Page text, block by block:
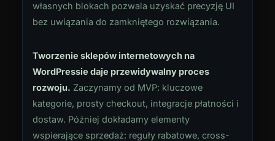
własnych blokach pozwala uzyskać precyzję UI
bez uwiązania do zamkniętego rozwiązania.
Tworzenie sklepów internetowych na
WordPressie daje przewidywalny proces
rozwoju. Zaczynamy od MVP: kluczowe
kategorie, prosty checkout, integracje płatności i
dostaw. Później dokładamy elementy
wspierające sprzedaż: reguły rabatowe, cross-